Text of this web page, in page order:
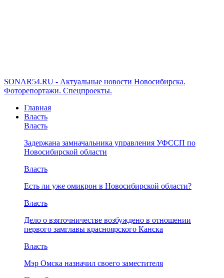
SONAR54.RU - Актуальные новости Новосибирска.
Фоторепортажи. Спецпроекты.
Главная
Власть
Власть
Задержана замначальника управления УФССП по
Новосибирской области
Власть
Есть ли уже омикрон в Новосибирской области?
Власть
Дело о взяточничестве возбуждено в отношении
первого замглавы красноярского Канска
Власть
Мэр Омска назначил своего заместителя